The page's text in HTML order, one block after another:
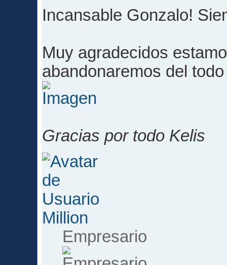
Incansable Gonzalo!
Muy agradecidos
abandonaremos del
Gracias por todo Kelis
Million
Empresario